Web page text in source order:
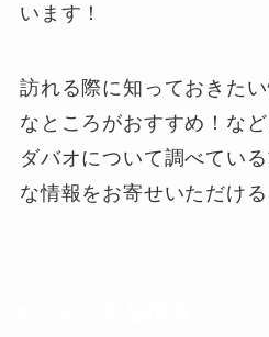
います！
訪れる際に知っておきた
なところがおすすめ！など
ダバオについて調べてい
な情報をお寄せいただける